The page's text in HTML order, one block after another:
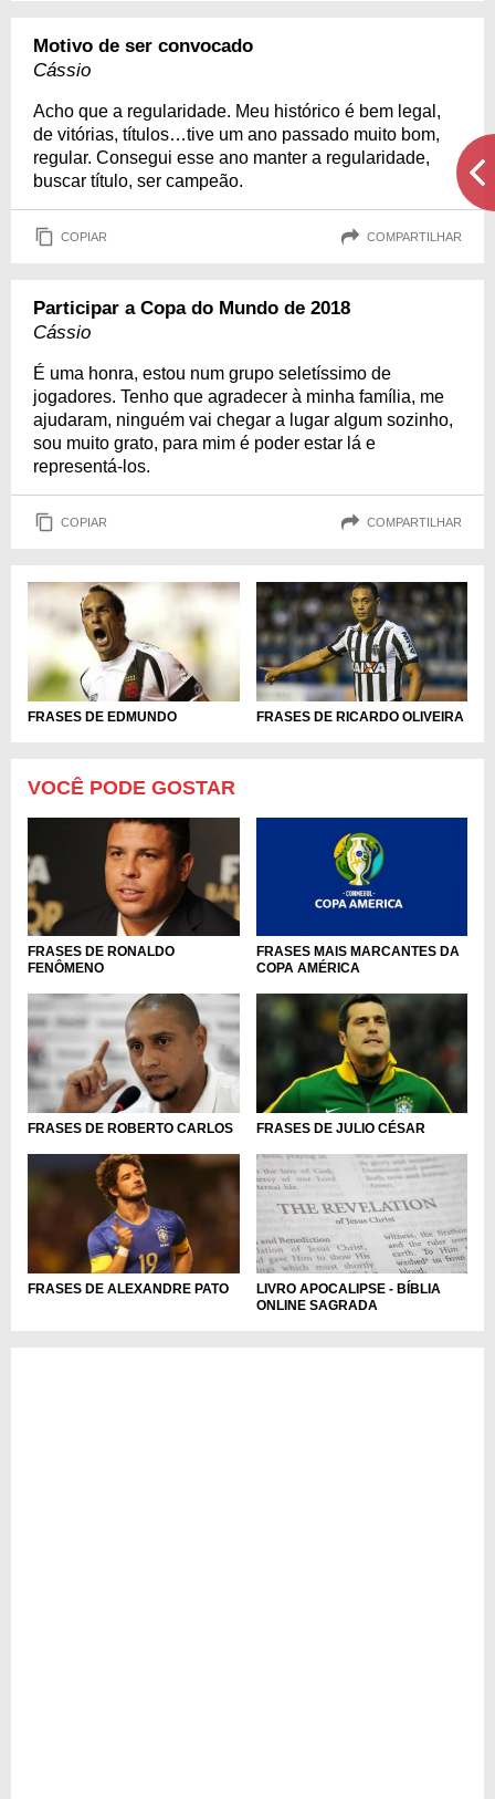
Motivo de ser convocado
Cássio
Acho que a regularidade. Meu histórico é bem legal,
de vitórias, títulos…tive um ano passado muito bom,
regular. Consegui esse ano manter a regularidade,
buscar título, ser campeão.
COPIAR COMPARTILHAR
Participar a Copa do Mundo de 2018
Cássio
É uma honra, estou num grupo seletíssimo de
jogadores. Tenho que agradecer à minha família, me
ajudaram, ninguém vai chegar a lugar algum sozinho,
sou muito grato, para mim é poder estar lá e
representá-los.
COPIAR COMPARTILHAR
FRASES DE EDMUNDO FRASES DE RICARDO OLIVEIRA
VOCÊ PODE GOSTAR
FRASES DE RONALDO
FENÔMENO
FRASES MAIS MARCANTES DA
COPA AMÉRICA
FRASES DE ROBERTO CARLOS FRASES DE JULIO CÉSAR
FRASES DE ALEXANDRE PATO
LIVRO APOCALIPSE - BÍBLIA
ONLINE SAGRADA